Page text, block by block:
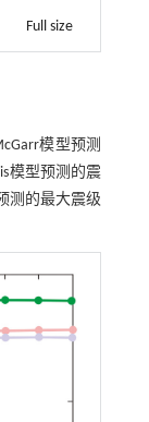
Full size
模型预测
模型预测的震
测的最大震级